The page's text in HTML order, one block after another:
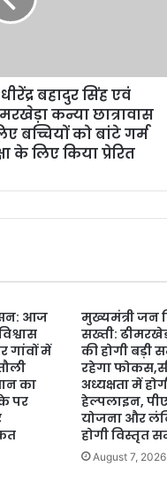
बहादुर सिंह एवं
कन्या छात्रावास
बच्चियों को बांटे गर्म
के लिए किया प्रेरित
आज
गांवों में
का
पर
मुख्यमंत्री जन
सख्ती:
की होगी बड़ी
रहेगा
अध्यक्षता में
हेल्पलाइन,
योजना और
होगी विस्तृत
August 7, 2026